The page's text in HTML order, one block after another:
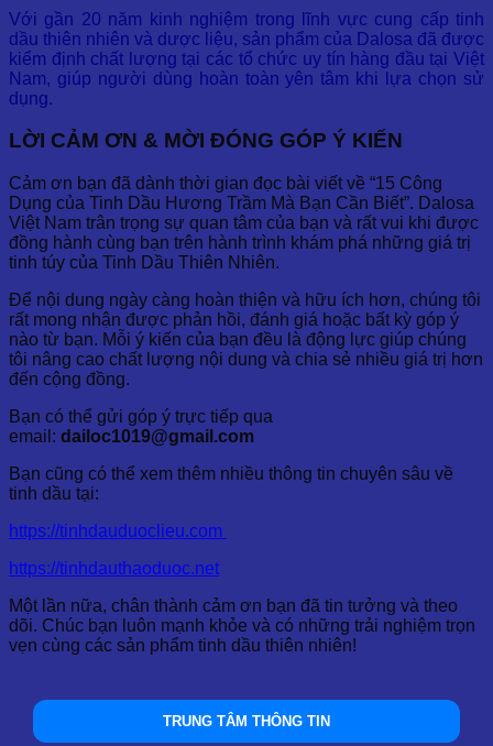
Với gần 20 năm kinh nghiệm trong lĩnh vực cung cấp tinh
dầu thiên nhiên và dược liệu, sản phẩm của Dalosa đã được
kiểm định chất lượng tại các tổ chức uy tín hàng đầu tại Việt
Nam, giúp người dùng hoàn toàn yên tâm khi lựa chọn sử
dụng.
LỜI CẢM ƠN & MỜI ĐÓNG GÓP Ý KIẾN
Cảm ơn bạn đã dành thời gian đọc bài viết về “15 Công
Dụng của Tinh Dầu Hương Trầm Mà Bạn Cần Biết”. Dalosa
Việt Nam trân trọng sự quan tâm của bạn và rất vui khi được
đồng hành cùng bạn trên hành trình khám phá những giá trị
tinh túy của Tinh Dầu Thiên Nhiên.
Để nội dung ngày càng hoàn thiện và hữu ích hơn, chúng tôi
rất mong nhận được phản hồi, đánh giá hoặc bất kỳ góp ý
nào từ bạn. Mỗi ý kiến của bạn đều là động lực giúp chúng
tôi nâng cao chất lượng nội dung và chia sẻ nhiều giá trị hơn
đến cộng đồng.
Bạn có thể gửi góp ý trực tiếp qua
email: dailoc1019@gmail.com
Bạn cũng có thể xem thêm nhiều thông tin chuyên sâu về
tinh dầu tại:
https://tinhdauduoclieu.com
https://tinhdauthaoduoc.net
Một lần nữa, chân thành cảm ơn bạn đã tin tưởng và theo
dõi. Chúc bạn luôn mạnh khỏe và có những trải nghiệm trọn
vẹn cùng các sản phẩm tinh dầu thiên nhiên!
TRUNG TÂM THÔNG TIN